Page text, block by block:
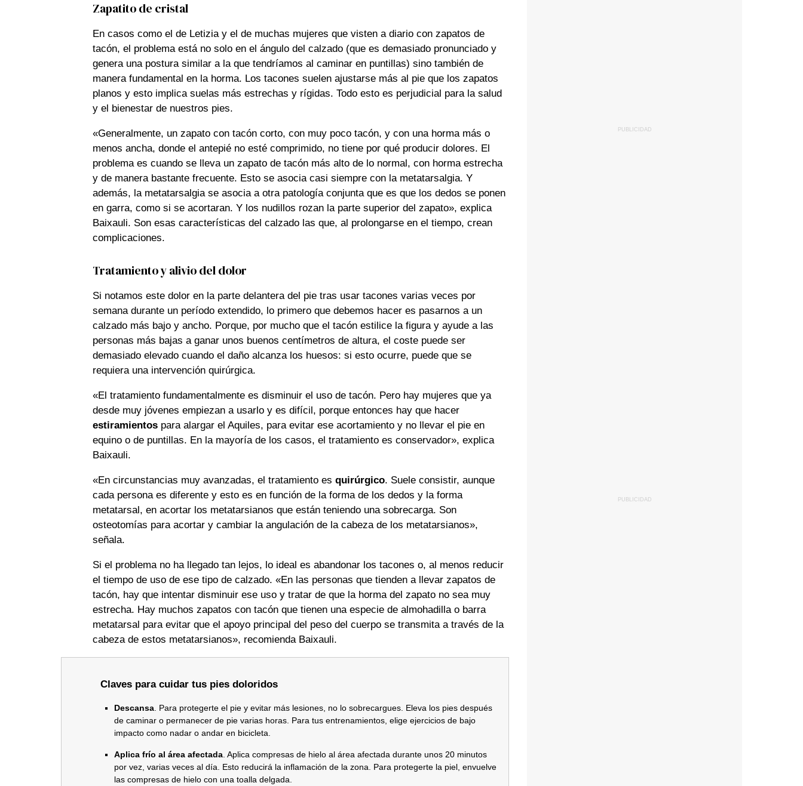
Zapatito de cristal
En casos como el de Letizia y el de muchas mujeres que visten a diario con zapatos de
tacón, el problema está no solo en el ángulo del calzado (que es demasiado pronunciado y
genera una postura similar a la que tendríamos al caminar en puntillas) sino también de
manera fundamental en la horma. Los tacones suelen ajustarse más al pie que los zapatos
planos y esto implica suelas más estrechas y rígidas. Todo esto es perjudicial para la salud
y el bienestar de nuestros pies.
«Generalmente, un zapato con tacón corto, con muy poco tacón, y con una horma más o
menos ancha, donde el antepié no esté comprimido, no tiene por qué producir dolores. El
problema es cuando se lleva un zapato de tacón más alto de lo normal, con horma estrecha
y de manera bastante frecuente. Esto se asocia casi siempre con la metatarsalgia. Y
además, la metatarsalgia se asocia a otra patología conjunta que es que los dedos se ponen
en garra, como si se acortaran. Y los nudillos rozan la parte superior del zapato», explica
Baixauli. Son esas características del calzado las que, al prolongarse en el tiempo, crean
complicaciones.
Tratamiento y alivio del dolor
Si notamos este dolor en la parte delantera del pie tras usar tacones varias veces por
semana durante un período extendido, lo primero que debemos hacer es pasarnos a un
calzado más bajo y ancho. Porque, por mucho que el tacón estilice la figura y ayude a las
personas más bajas a ganar unos buenos centímetros de altura, el coste puede ser
demasiado elevado cuando el daño alcanza los huesos: si esto ocurre, puede que se
requiera una intervención quirúrgica.
«El tratamiento fundamentalmente es disminuir el uso de tacón. Pero hay mujeres que ya
desde muy jóvenes empiezan a usarlo y es difícil, porque entonces hay que hacer
estiramientospara alargar el Aquiles, para evitar ese acortamiento y no llevar el pie en
equino o de puntillas. En la mayoría de los casos, el tratamiento es conservador», explica
Baixauli.
«En circunstancias muy avanzadas, el tratamiento es quirúrgico. Suele consistir, aunque
cada persona es diferente y esto es en función de la forma de los dedos y la forma
metatarsal, en acortar los metatarsianos que están teniendo una sobrecarga. Son
osteotomías para acortar y cambiar la angulación de la cabeza de los metatarsianos»,
señala.
Si el problema no ha llegado tan lejos, lo ideal es abandonar los tacones o, al menos reducir
el tiempo de uso de ese tipo de calzado. «En las personas que tienden a llevar zapatos de
tacón, hay que intentar disminuir ese uso y tratar de que la horma del zapato no sea muy
estrecha. Hay muchos zapatos con tacón que tienen una especie de almohadilla o barra
metatarsal para evitar que el apoyo principal del peso del cuerpo se transmita a través de la
cabeza de estos metatarsianos», recomienda Baixauli.
Claves para cuidar tus pies doloridos
Descansa. Para protegerte el pie y evitar más lesiones, no lo sobrecargues. Eleva los pies después
de caminar o permanecer de pie varias horas. Para tus entrenamientos, elige ejercicios de bajo
impacto como nadar o andar en bicicleta.
Aplica frío al área afectada. Aplica compresas de hielo al área afectada durante unos 20 minutos
por vez, varias veces al día. Esto reducirá la inflamación de la zona. Para protegerte la piel, envuelve
las compresas de hielo con una toalla delgada.